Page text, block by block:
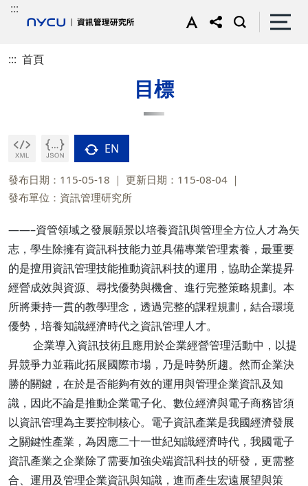
:::
::: 首頁
目標
EN
發布日期：115-05-18
更新日期：115-08-04
發布單位：資訊管理研究所
——–資管領域之發展願景以培養資訊與管理全方位人才為矢
志，學生除擁有資訊科技能力並具備專業管理素養，最重要
的是擅用資訊管理技能推動資訊科技的運用，協助企業提昇
經營成效與資源、尋找優勢與機會、進行完整策略規劃。本
所將秉持一貫的教學理念，透過完整的課程規劃，結合環境
優勢，培養知識經濟時代之資訊管理人才。
企業導入資訊技術且應用於企業經營管理活動中，以提
昇競爭力並藉此拓展國際市場，乃是時勢所趨。然而企業決
勝的關鍵，在於是否能夠有效的運用與管理企業資訊及知
識，因此不論是推動企業電子化、數位經濟與電子商務皆須
以資訊管理為主要控制核心。電子資訊產業是我國經濟發展
之關鍵性產業，為因應二十一世紀知識經濟時代，我國電子
資訊產業之企業除了需要加強尖端資訊科技的研發，更需整
合、運用及管理企業資訊與知識，進而產生宏遠展望與策